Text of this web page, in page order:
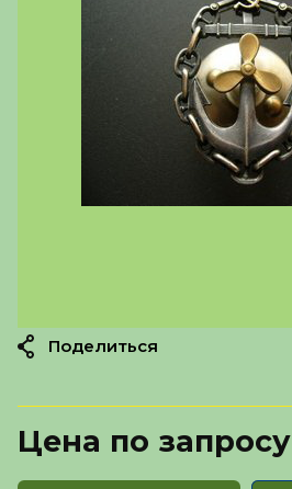
Цена по запросу
Поделиться